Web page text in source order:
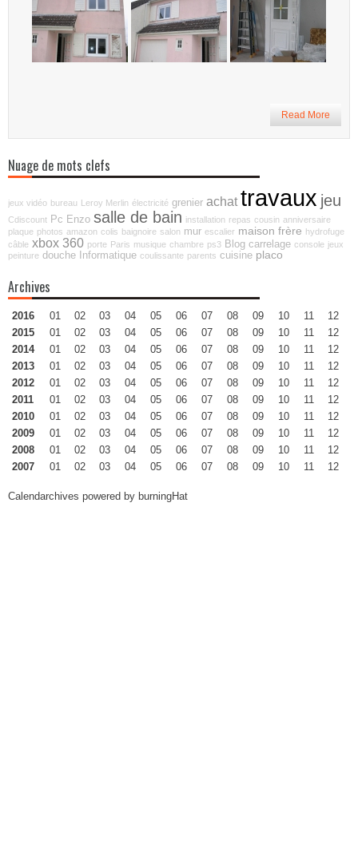
Read More
Nuage de mots clefs
jeux vidéo bureau Leroy Merlin électricité grenier achat travaux jeu
Cdiscount Pc Enzo salle de bain installation repas cousin anniversaire
plaque photos amazon colis baignoire salon mur escalier maison frère hydrofuge
câble xbox 360 porte Paris musique chambre ps3 Blog carrelage console jeux
peinture douche Informatique coulissante parents cuisine placo
Archives
2016 01 02 03 04 05 06 07 08 09 10 11
12
2015
01 02 03 04 05 06 07 08 09 10 11
12
2014
01 02 03 04 05 06 07 08 09 10 11
12
2013
01 02 03 04 05 06 07 08 09 10 11
12
2012
01 02 03 04 05 06 07 08 09 10 11
12
2011
01 02 03 04 05 06 07 08 09 10 11
12
2010
01 02 03 04 05 06 07 08 09 10 11
12
2009
01 02 03 04 05 06 07 08 09 10 11
12
2008
01 02 03 04 05 06 07 08 09 10 11
12
2007
01 02 03 04 05 06 07 08 09 10 11 12
Calendarchives powered by burningHat